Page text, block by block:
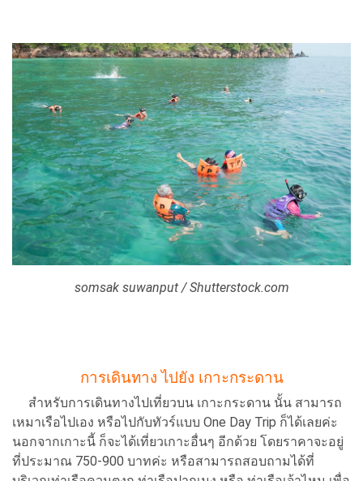
somsak suwanput / Shutterstock.com
การเดินทาง ไปยัง เกาะกระดาน
สำหรับการเดินทางไปเที่ยวบน เกาะกระดาน นั้น สามารถ
เหมาเรือไปเอง หรือไปกับทัวร์แบบ One Day Trip ก็ได้เลยค่ะ
นอกจากเกาะนี้ ก็จะได้เที่ยวเกาะอื่นๆ อีกด้วย โดยราคาจะอยู่
ที่ประมาณ 750-900 บาทค่ะ หรือสามารถสอบถามได้ที่